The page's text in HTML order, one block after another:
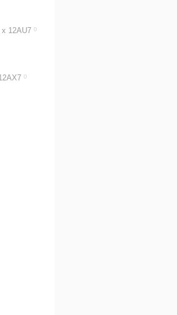
12AU7 0
0